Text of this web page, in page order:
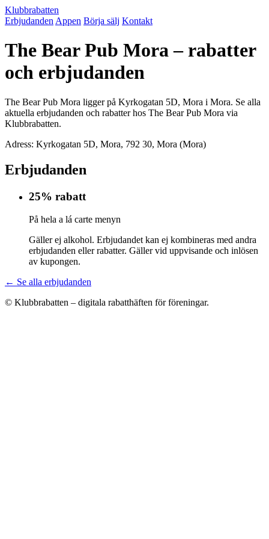
Klubbrabatten
Erbjudanden Appen Börja sälj Kontakt
The Bear Pub Mora – rabatter
och erbjudanden
The Bear Pub Mora ligger på Kyrkogatan 5D, Mora i Mora. Se alla
aktuella erbjudanden och rabatter hos The Bear Pub Mora via
Klubbrabatten.
Adress: Kyrkogatan 5D, Mora, 792 30, Mora (Mora)
Erbjudanden
25% rabatt
På hela a lá carte menyn
Gäller ej alkohol. Erbjudandet kan ej kombineras med andra
erbjudanden eller rabatter. Gäller vid uppvisande och inlösen
av kupongen.
← Se alla erbjudanden
© Klubbrabatten – digitala rabatthäften för föreningar.